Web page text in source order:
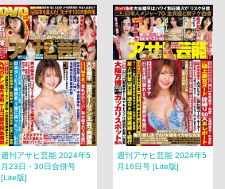
週刊アサヒ芸能 2024年5
月23日・30日合併号
[Lite版]
週刊アサヒ芸能 2024年5
月16日号 [Lite版]